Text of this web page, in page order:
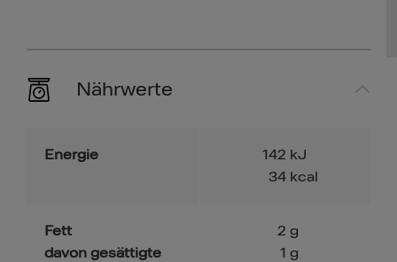
Nährwerte
Energie 142 kJ
34 kcal
Fett
davon gesättigte
2 g
1 g